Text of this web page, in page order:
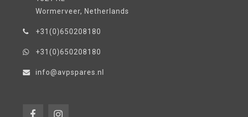
Wormerveer, Netherlands
+31(0)650208180
+31(0)650208180
info@avpspares.nl